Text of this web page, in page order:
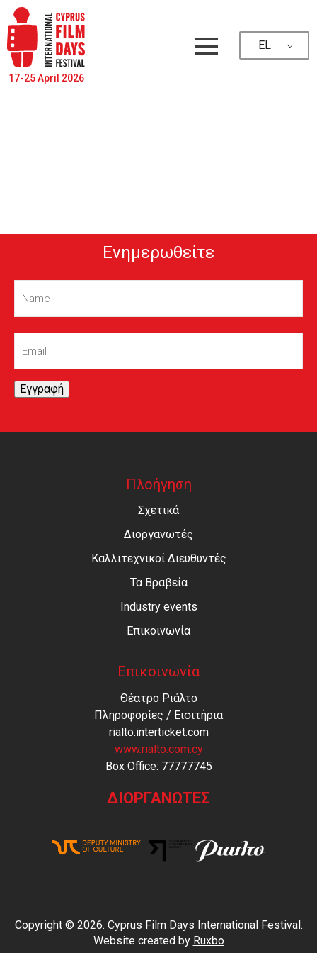
17-25 April 2026
EL
Ενημερωθείτε
Name(Required)
Email(Required)
Εγγραφή
Πλοήγηση
Σχετικά
Διοργανωτές
Καλλιτεχνικοί Διευθυντές
Τα Βραβεία
Industry events
Επικοινωνία
Επικοινωνία
Θέατρο Ριάλτο
Πληροφορίες / Εισιτήρια
rialto.interticket.com
www.rialto.com.cy
Βοx Office: 77777745
ΔΙΟΡΓΑΝΩΤΕΣ
Copyright © 2026. Cyprus Film Days International Festival.
Website created by Ruxbo